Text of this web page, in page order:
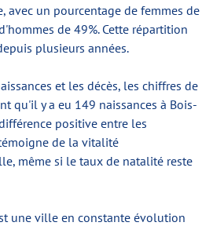
avec un pourcentage de femmes de
de 49%. Cette répartition
plusieurs années.
et les décès, les chiffres de
qu'il y a eu 149 naissances à Bois-
positive entre les
de la vitalité
même si le taux de natalité reste
une ville en constante évolution